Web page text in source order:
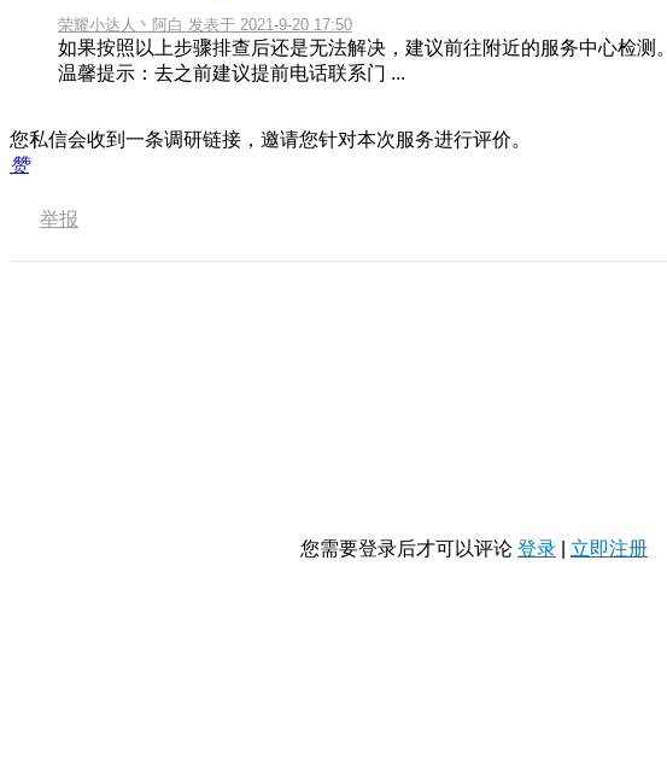
荣耀小达人丶阿白 发表于 2021-9-20 17:50
如果按照以上步骤排查后还是无法解决，建议前往附近的服务中心检测。
温馨提示：去之前建议提前电话联系门 ...
您私信会收到一条调研链接，邀请您针对本次服务进行评价。
赞
举报
您需要登录后才可以评论 登录 立即注册